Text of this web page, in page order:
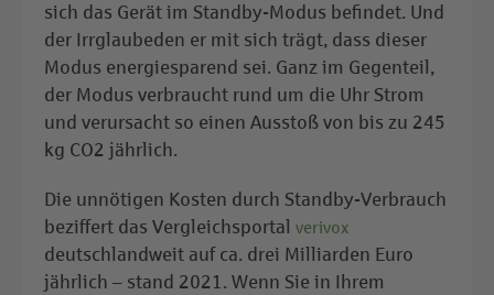
sich das Gerät im Standby-Modus befindet. Und
der Irrglaubeden er mit sich trägt, dass dieser
Modus energiesparend sei. Ganz im Gegenteil,
der Modus verbraucht rund um die Uhr Strom
und verursacht so einen Ausstoß von bis zu 245
kg CO2 jährlich.
Die unnötigen Kosten durch Standby-Verbrauch
beziffert das Vergleichsportal verivox
deutschlandweit auf ca. drei Milliarden Euro
jährlich – stand 2021. Wenn Sie in Ihrem